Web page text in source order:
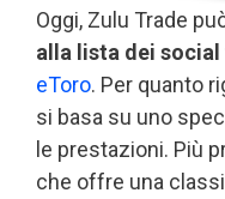
Oggi, Zulu Trade
alla lista dei
eToro. Per quanto
si basa su uno
le prestazioni. Più
che offre una